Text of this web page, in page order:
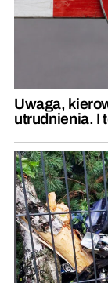
Uwaga,
utrudnienia. I